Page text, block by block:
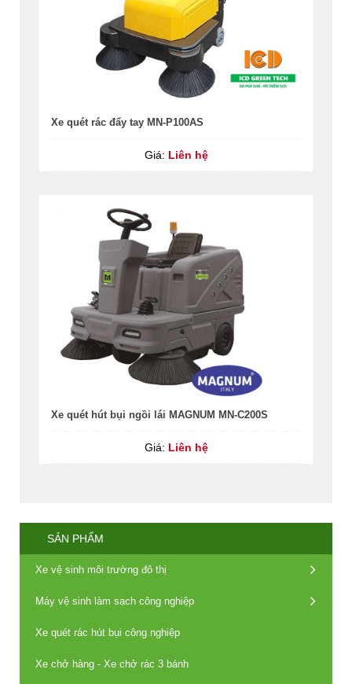
Xe quét rác đẩy tay MN-P100AS
Giá: Liên hệ
Xe quét hút bụi ngồi lái MAGNUM MN-C200S
Giá: Liên hệ
SẢN PHẨM
Xe vệ sinh môi trường đô thị
Máy vệ sinh làm sạch công nghiệp
Xe quét rác hút bụi công nghiệp
Xe chở hàng - Xe chở rác 3 bánh